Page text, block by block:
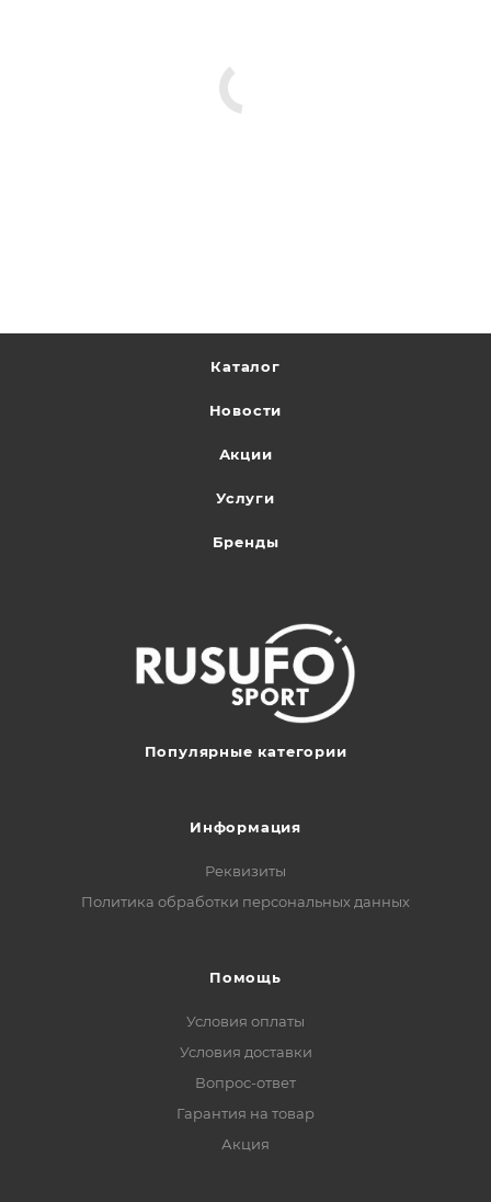
Каталог
Новости
Акции
Услуги
Бренды
Популярные категории
Информация
Реквизиты
Политика обработки персональных данных
Помощь
Условия оплаты
Условия доставки
Вопрос-ответ
Гарантия на товар
Акция